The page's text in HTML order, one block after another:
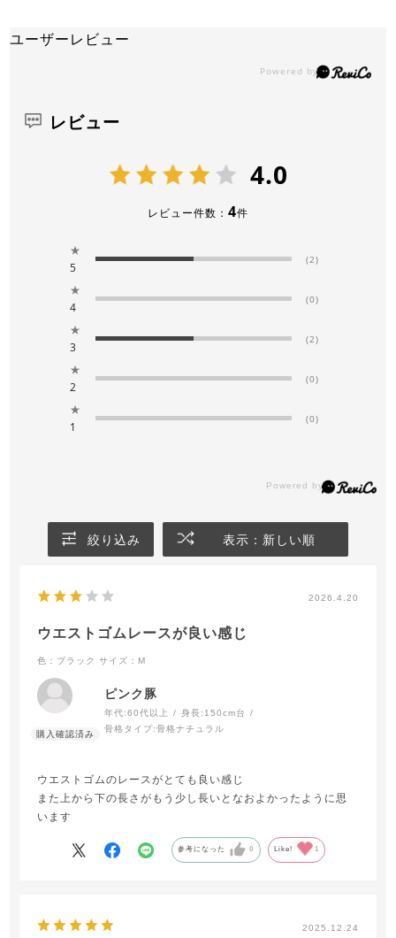
ユーザーレビュー
レビュー
4.0
レビュー件数： 4件
★
5
(2)
★
4
(0)
★
3
(2)
★
2
(0)
★
1
(0)
絞り込み 表示：新しい順
2026.4.20
ウエストゴムレースが良い感じ
色：ブラック サイズ：M
ピンク豚
年代:60代以上 身長: 150cm台
骨格タイプ:骨格ナチュラル
ウエストゴムのレースがとても良い感じ
また上から下の長さがもう少し長いとなおよかったように思
います
参考になった 0 Like! 1
2025.12.24